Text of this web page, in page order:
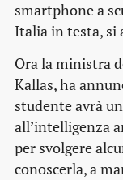
smartphone a
Italia in testa, si
Ora la ministra
Kallas, ha
studente avrà
all’intelligenza
per svolgere
conoscerla, a